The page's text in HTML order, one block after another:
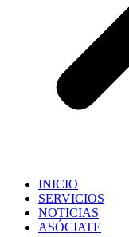
INICIO
SERVICIOS
NOTICIAS
ASÓCIATE